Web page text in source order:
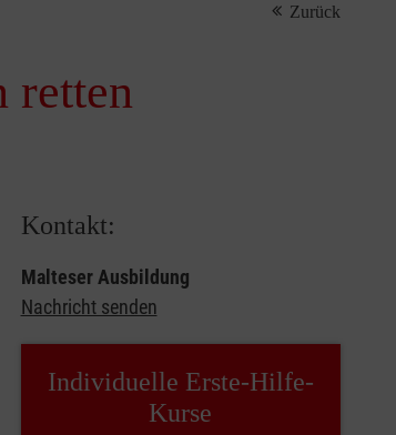
Zurück
retten
Kontakt:
Malteser Ausbildung
Nachricht senden
Individuelle Erste-Hilfe-
Kurse